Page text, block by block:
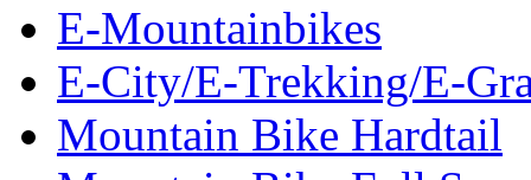
E-Mountainbikes
E-City/E-Trekking/E-
Mountain Bike Hardtail